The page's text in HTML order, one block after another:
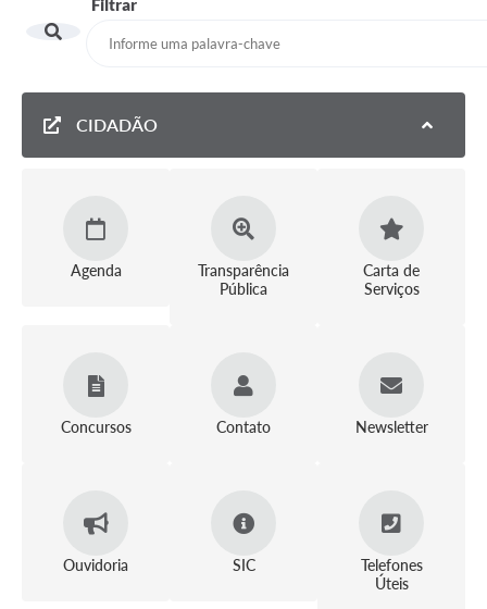
Filtrar
CIDADÃO
Agenda
Transparência
Pública
Carta de
Serviços
Concursos Contato Newsletter
Ouvidoria SIC
Telefones
Úteis